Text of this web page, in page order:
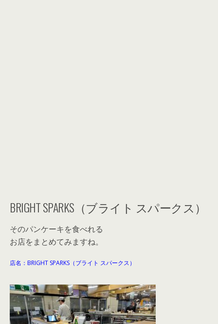
BRIGHT SPARKS（ブライト スパークス）
そのパンケーキを食べれる
お店をまとめてみますね。
店名：BRIGHT SPARKS（ブライト スパークス）